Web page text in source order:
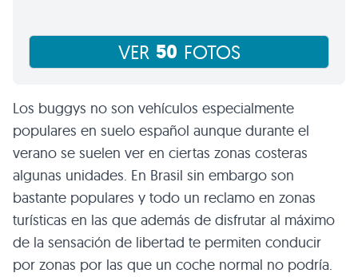
VER 50 FOTOS
Los buggys no son vehículos especialmente
populares en suelo español aunque durante el
verano se suelen ver en ciertas zonas costeras
algunas unidades. En Brasil sin embargo son
bastante populares y todo un reclamo en zonas
turísticas en las que además de disfrutar al máximo
de la sensación de libertad te permiten conducir
por zonas por las que un coche normal no podría.